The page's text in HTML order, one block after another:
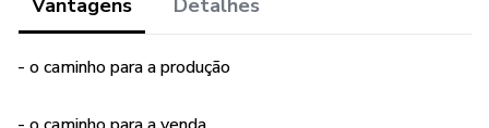
Vantagens Detalhes
- o caminho para a produção